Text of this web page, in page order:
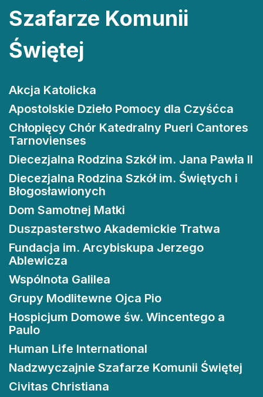
Szafarze Komunii
Świętej
Akcja Katolicka
Apostolskie Dzieło Pomocy dla Czyśćca
Chłopięcy Chór Katedralny Pueri Cantores
Tarnovienses
Diecezjalna Rodzina Szkół im. Jana Pawła II
Diecezjalna Rodzina Szkół im. Świętych i
Błogosławionych
Dom Samotnej Matki
Duszpasterstwo Akademickie Tratwa
Fundacja im. Arcybiskupa Jerzego
Ablewicza
Wspólnota Galilea
Grupy Modlitewne Ojca Pio
Hospicjum Domowe św. Wincentego a
Paulo
Human Life International
Nadzwyczajnie Szafarze Komunii Świętej
Civitas Christiana